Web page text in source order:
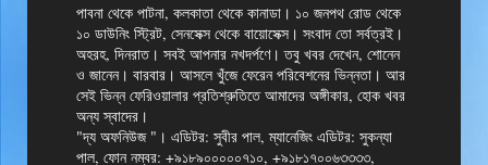
পাবনা থেকে পাটনা, কলকাতা থেকে কানাডা। ১০ জনপথ রোড থেকে
১০ ডাউনিং স্ট্রিট, সেনসেক্স থেকে বায়োসেক্স। সংবাদ তো সর্বত্রই।
অহরহ, দিনরাত। সবই আপনার নখদর্পণে। তবু খবর দেখেন, শোনেন
ও জানেন। বারবার। আসলে খুঁজে ফেরেন পরিবেশনের ভিন্নতা। আর
সেই ভিন্ন ফেরিওয়ালার প্রতিশ্রুতিতে আমাদের অঙ্গীকার, হোক খবর
অন্য স্বাদের।
"দ্য অফনিউজ "। এডিটর: সুবীর পাল, ম্যানেজিং এডিটর: সুকন্যা
পাল, ফোন নম্বর: +৯১৮৯০০০০০৭১০, +৯১৮১৭০০৬৩৩৩৩,